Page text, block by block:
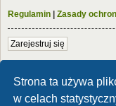
Strona ta używa
w celach
Regulamin | Zasady
Zarejestruj się
Forum Dinozaury.com